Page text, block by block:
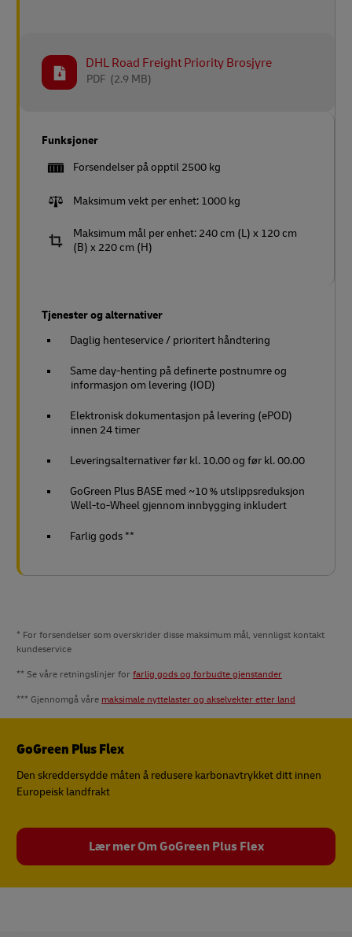
DHL Road Freight Priority Brosjyre
(2.9 MB)
PDF
Funksjoner
Forsendelser på opptil 2500 kg
Maksimum vekt per enhet: 1000 kg
Maksimum mål per enhet: 240 cm (L) x 120 cm
(B) x 220 cm (H)
Tjenester og alternativer
Daglig henteservice / prioritert håndtering
Same day-henting på definerte postnumre og
informasjon om levering (IOD)
Elektronisk dokumentasjon på levering (ePOD)
innen 24 timer
Leveringsalternativer før kl. 10.00 og før kl. 00.00
GoGreen Plus BASE med ~10 % utslippsreduksjon
Well-to-Wheel gjennom innbygging inkludert
Farlig gods **
* For forsendelser som overskrider disse maksimum mål, vennligst kontakt
kundeservice
** Se våre retningslinjer for farlig gods og forbudte gjenstander
*** Gjennomgå våre maksimale nyttelaster og akselvekter etter land
GoGreen Plus Flex
Den skreddersydde måten å redusere karbonavtrykket ditt innen
Europeisk landfrakt
Lær mer Om GoGreen Plus Flex